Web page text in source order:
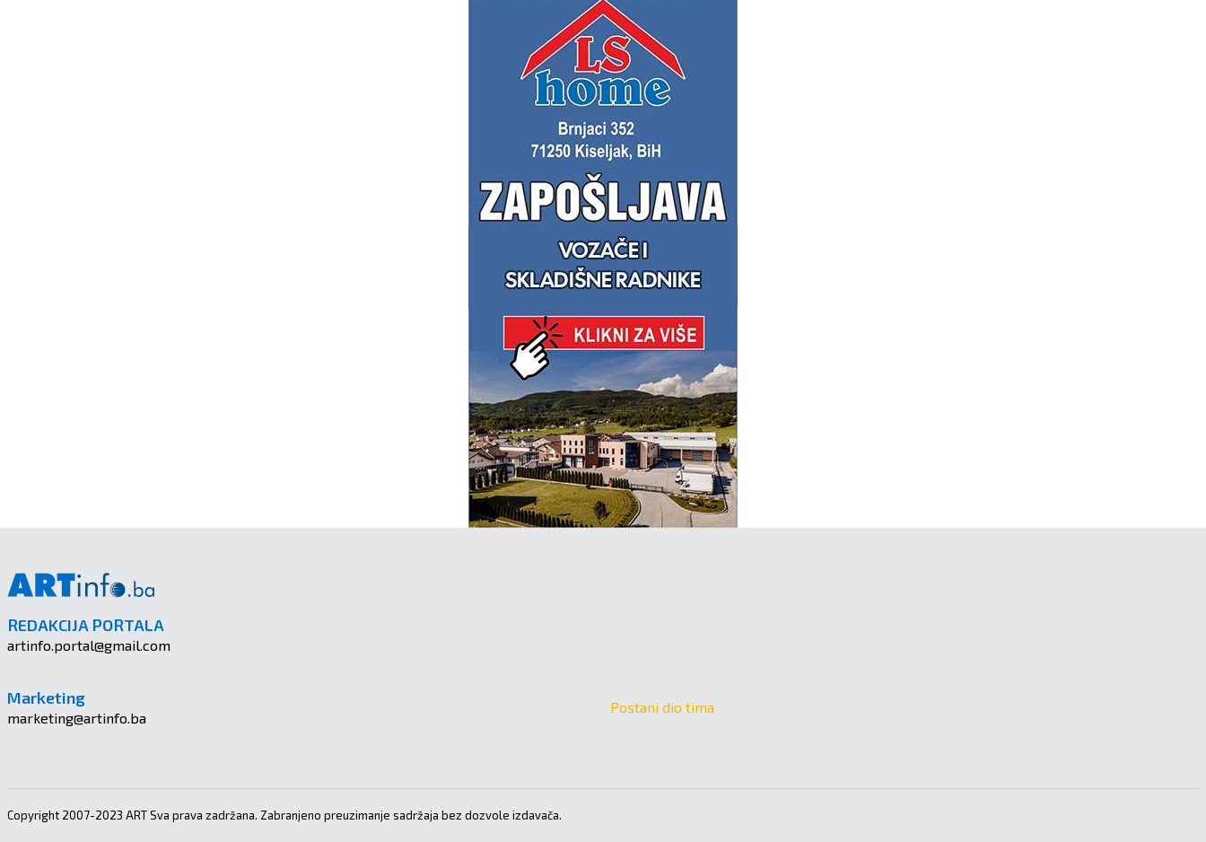
REDAKCIJA PORTALA
artinfo.portal@gmail.com
Marketing
marketing@artinfo.ba
Postani dio tima
Copyright 2007-2023 ART Sva prava zadržana. Zabranjeno preuzimanje sadržaja bez dozvole izdavača.